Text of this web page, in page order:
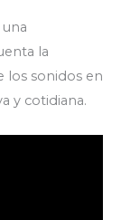
la
los sonidos en
y cotidiana.